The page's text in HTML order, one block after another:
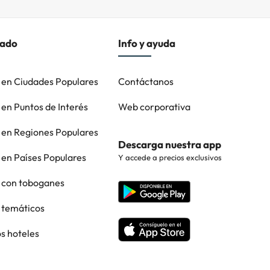
Ciudades Populares
Puntos de Interés
Regiones Populares
Países Populares
toboganes
hoteles
Info y ayuda
Contáctanos
Web corporativa
Descarga nuestra app
Y accede a precios exclusivos